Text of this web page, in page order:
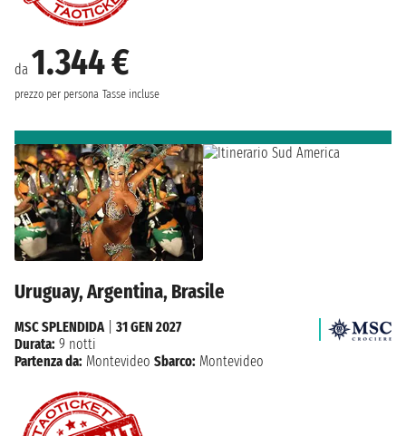
da 1.344 €
prezzo per persona Tasse incluse
Uruguay, Argentina, Brasile
MSC SPLENDIDA| 31 GEN 2027
Durata: 9 notti
Partenza da: Montevideo Sbarco: Montevideo